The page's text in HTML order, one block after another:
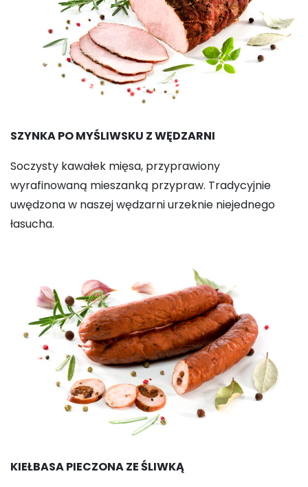
SZYNKA PO MYŚLIWSKU Z WĘDZARNI
Soczysty kawałek mięsa, przyprawiony
wyrafinowaną mieszanką przypraw. Tradycyjnie
uwędzona w naszej wędzarni urzeknie niejednego
łasucha.
KIEŁBASA PIECZONA ZE ŚLIWKĄ